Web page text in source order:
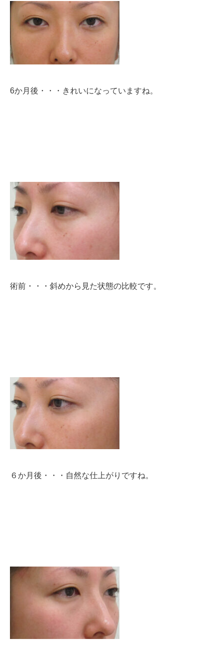
6か月後・・・ きれいになっていますね。
術前・・・斜めから見た状態の比較です。
６か月後・・・自然な仕上がりですね。